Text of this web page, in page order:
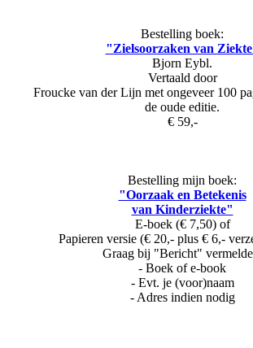
Bestelling boek:
"Zielsoorzaken van
Bjorn Eybl.
Vertaald door
Froucke van der Lijn met ongeveer 100
de oude editie.
€ 59,-
Bestelling mijn boek:
"Oorzaak en Betekenis
van Kinderziekte"
E-boek (€ 7,50) of
Papieren versie (€ 20,- plus € 6,-
Graag bij "Bericht"
- Boek of e-book
- Evt. je (voor)naam
- Adres indien nodig